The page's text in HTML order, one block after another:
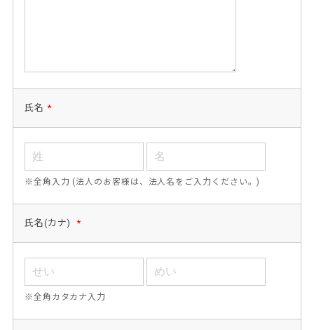
氏名 *
※全角入力 (法人のお客様は、法人名をご入力ください。)
氏名(カナ) *
※全角カタカナ入力